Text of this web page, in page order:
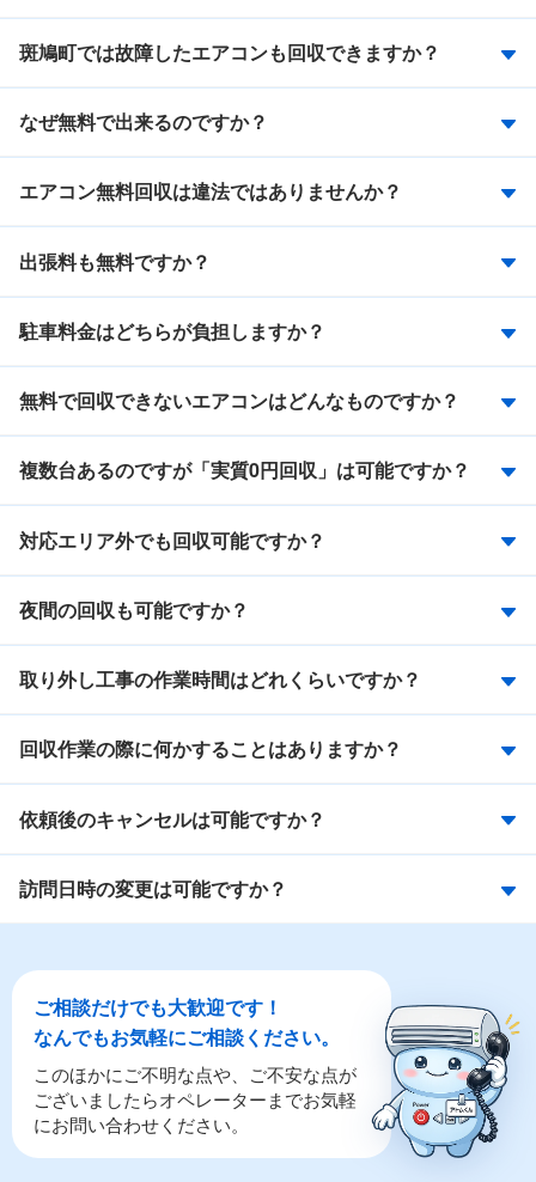
斑鳩町では故障したエアコンも回収できますか？
なぜ無料で出来るのですか？
エアコン無料回収は違法ではありませんか？
出張料も無料ですか？
駐車料金はどちらが負担しますか？
無料で回収できないエアコンはどんなものですか？
複数台あるのですが「実質0円回収」は可能ですか？
対応エリア外でも回収可能ですか？
夜間の回収も可能ですか？
取り外し工事の作業時間はどれくらいですか？
回収作業の際に何かすることはありますか？
依頼後のキャンセルは可能ですか？
訪問日時の変更は可能ですか？
ご相談だけでも大歓迎です！
なんでもお気軽にご相談ください。
このほかにご不明な点や、ご不安な点が
ございましたらオペレーターまでお気軽
にお問い合わせください。